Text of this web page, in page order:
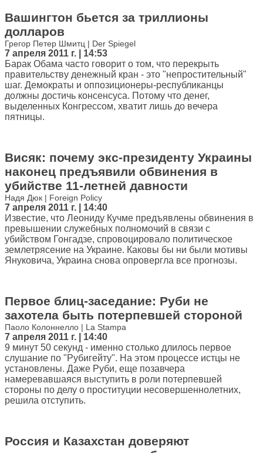
Вашингтон бьется за триллионы
долларов
Грегор Петер Шмитц | Der Spiegel
7 апреля 2011 г. | 14:53
Барак Обама часто говорит о том, что перекрыть
правительству денежный кран - это "непростительный"
шаг. Демократы и оппозиционеры-республиканцы
должны достичь консенсуса. Потому что денег,
выделенных Конгрессом, хватит лишь до вечера
пятницы.
Висяк: почему экс-президенту Украины
наконец предъявили обвинения в
убийстве 11-летней давности
Надя Дюк | Foreign Policy
7 апреля 2011 г. | 14:40
Известие, что Леониду Кучме предъявлены обвинения в
превышении служебных полномочий в связи с
убийством Гонгадзе, спровоцировало политическое
землетрясение на Украине. Каковы бы ни были мотивы
Януковича, Украина снова опровергла все прогнозы.
Первое блиц-заседание: Руби не
захотела быть потерпевшей стороной
Паоло Колоннелло | La Stampa
7 апреля 2011 г. | 14:40
9 минут 50 секунд - именно столько длилось первое
слушание по "Рубигейту". На этом процессе истцы не
установлены. Даже Руби, еще позавчера
намеревавшаяся выступить в роли потерпевшей
стороны по делу о проституции несовершеннолетних,
решила отступить.
Россия и Казахстан доверяют